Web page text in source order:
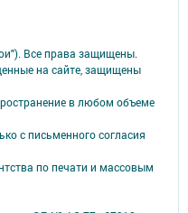
Все права защищены.
на сайте, защищены
в любом объеме
с письменного согласия
по печати и массовым